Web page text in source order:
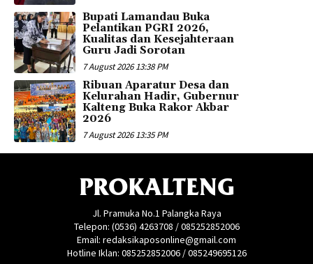
Bupati Lamandau Buka
Pelantikan PGRI 2026,
Kualitas dan Kesejahteraan
Guru Jadi Sorotan
7 August 2026 13:38 PM
Ribuan Aparatur Desa dan
Kelurahan Hadir, Gubernur
Kalteng Buka Rakor Akbar
2026
7 August 2026 13:35 PM
PROKALTENG
Jl. Pramuka No.1 Palangka Raya
Telepon: (0536) 4263708 / 085252852006
Email: redaksikaposonline@gmail.com
Hotline Iklan: 085252852006 / 085249695126